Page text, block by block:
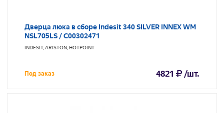
Дверца люка в сборе Indesit 340 SILVER INNEX WM
NSL705LS / C00302471
INDESIT, ARISTON, HOTPOINT
Под заказ 4821 /шт.